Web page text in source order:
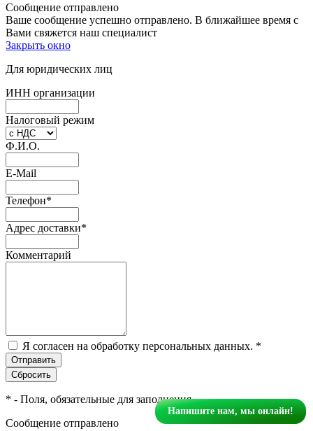
Сообщение отправлено
Ваше сообщение успешно отправлено. В ближайшее время с
Вами свяжется наш специалист
Закрыть окно
Для юридических лиц
ИНН организации
Налоговый режим
Ф.И.О.
E-Mail
Телефон*
Адрес доставки*
Комментарий
Я согласен на обработку персональных данных. *
* - Поля, обязательные для заполнения
Сообщение отправлено
Напишите нам, мы онлайн!